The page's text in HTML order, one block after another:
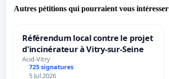
Autres pétitions qui pourraient vous intéresser
Référendum local contre le projet
d'incinérateur à Vitry-sur-Seine
Acid-Vitry
725 signatures
5 Jul 2026